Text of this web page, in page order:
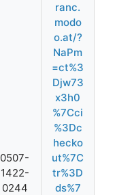
0507-
1422-
0244
ranc.
modo
o.at/?
NaPm
=ct%3
Djw73
x3h0
%7Cci
%3Dc
hecko
ut%7C
tr%3D
ds%7